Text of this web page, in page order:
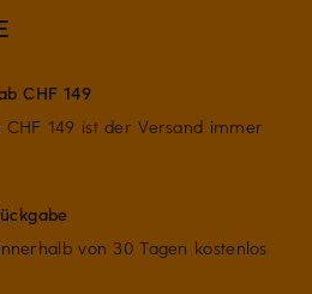
CHF 149
149 ist der Versand immer
von 30 Tagen kostenlos